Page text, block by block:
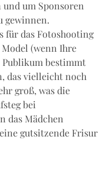
um Sponsoren
gewinnen.
für das Fotoshooting
Model (wenn Ihre
bestimmt
das vielleicht noch
groß, was die
bei
das Mädchen
gutsitzende Frisur